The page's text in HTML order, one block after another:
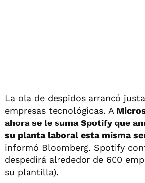
La ola de despidos arrancó
empresas tecnológicas. A
ahora se le suma Spotify que
su planta laboral esta misma
informó Bloomberg. Spotify
despedirá alrededor de 600
su plantilla).